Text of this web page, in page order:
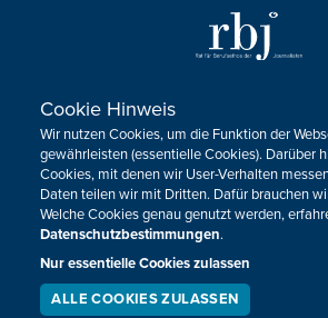
Sie haben noch Fragen oder
KONTAKTIEREN SIE UNS!
Impressum Datenschutz Kontakt
Cookie-Zustimmung
Design, Konzept & Programmierung:
Cookie Hinweis
Wir nutzen Cookies, um die Funktion der
gewährleisten (essentielle Cookies). Darüber
Cookies, mit denen wir User-Verhalten
Daten teilen wir mit Dritten. Dafür brauchen
Welche Cookies genau genutzt werden,
Datenschutzbestimmungen.
Nur essentielle Cookies zulassen
ALLE COOKIES ZULASSEN
LIVESTREAM